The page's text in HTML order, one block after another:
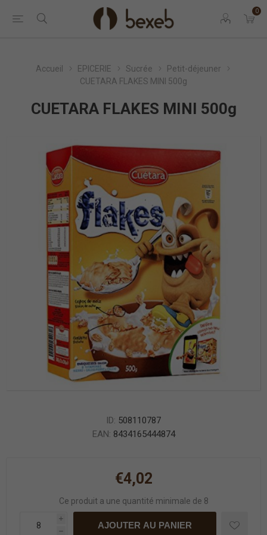
0
Accueil EPICERIE Sucrée
Petit-déjeuner
CUETARA FLAKES MINI 500g
CUETARA FLAKES MINI 500g
ID: 508110787
EAN: 8434165444874
€4,02
Ce produit a une quantité minimale de 8
i
h
AJOUTER AU PANIER